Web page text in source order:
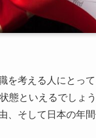
を考える人にとっ
態といえるでしょ
、そして日本の年